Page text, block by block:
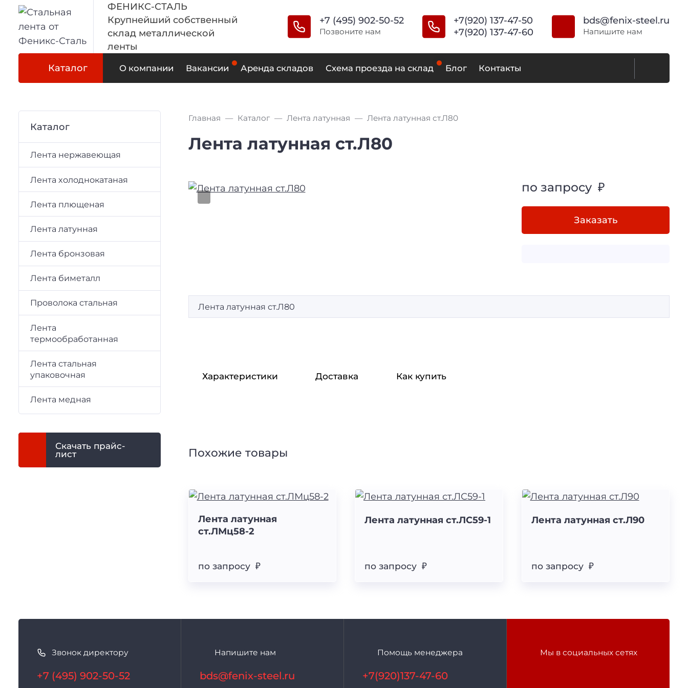
ФЕНИКС-СТАЛЬ
Крупнейший собственный
склад металлической
ленты
+7 (495) 902-50-52
Позвоните нам
+7(920) 137-47-50
+7(920) 137-47-60
bds@fenix-steel.ru
Напишите нам
Каталог О компании Вакансии Аренда складов Схема проезда на склад Блог Контакты
Главная Каталог Лента латунная Лента латунная ст.Л80
Лента латунная ст.Л80
по запросу ₽
Заказать
Лента латунная ст.Л80
Характеристики Доставка Как купить
Похожие товары
Лента латунная
ст.ЛМц58-2
по запросу ₽
Лента латунная ст.ЛС59-1
по запросу ₽
Лента латунная ст.Л90
по запросу ₽
Каталог
Лента нержавеющая
Лента холоднокатаная
Лента плющеная
Лента латунная
Лента бронзовая
Лента биметалл
Проволока стальная
Лента
термообработанная
Лента стальная
упаковочная
Лента медная
Скачать прайс-
лист
Звонок директору
+7 (495) 902-50-52
Напишите нам
bds@fenix-steel.ru
Помощь менеджера
+7(920)137-47-60
Мы в социальных сетях